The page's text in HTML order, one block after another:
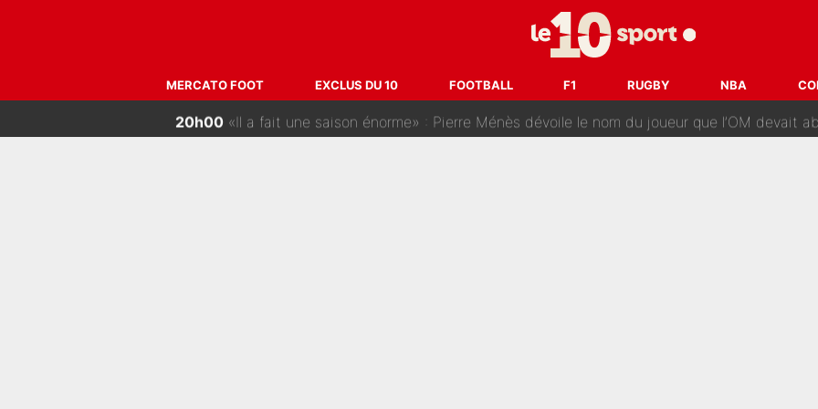
MERCATO FOOT EXCLUS DU 10 FOOTBALL F1 RUGBY NBA
Proche de rejoindre Bruno Genesio à l'OM, un ancien international français va
22h00«Il y a probablement besoin de changer des choses» : Les premiers changements de Zinedine
21h00France Pierron sur La Chaîne L'EQUIPE : La date de son retour dans L'EQUIPE de Choc